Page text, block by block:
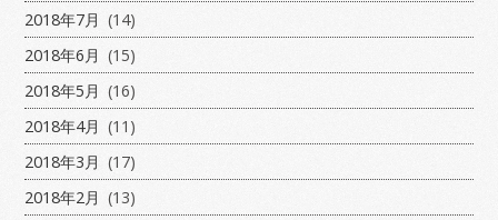
2018年7月 (14)
2018年6月 (15)
2018年5月 (16)
2018年4月 (11)
2018年3月 (17)
2018年2月 (13)